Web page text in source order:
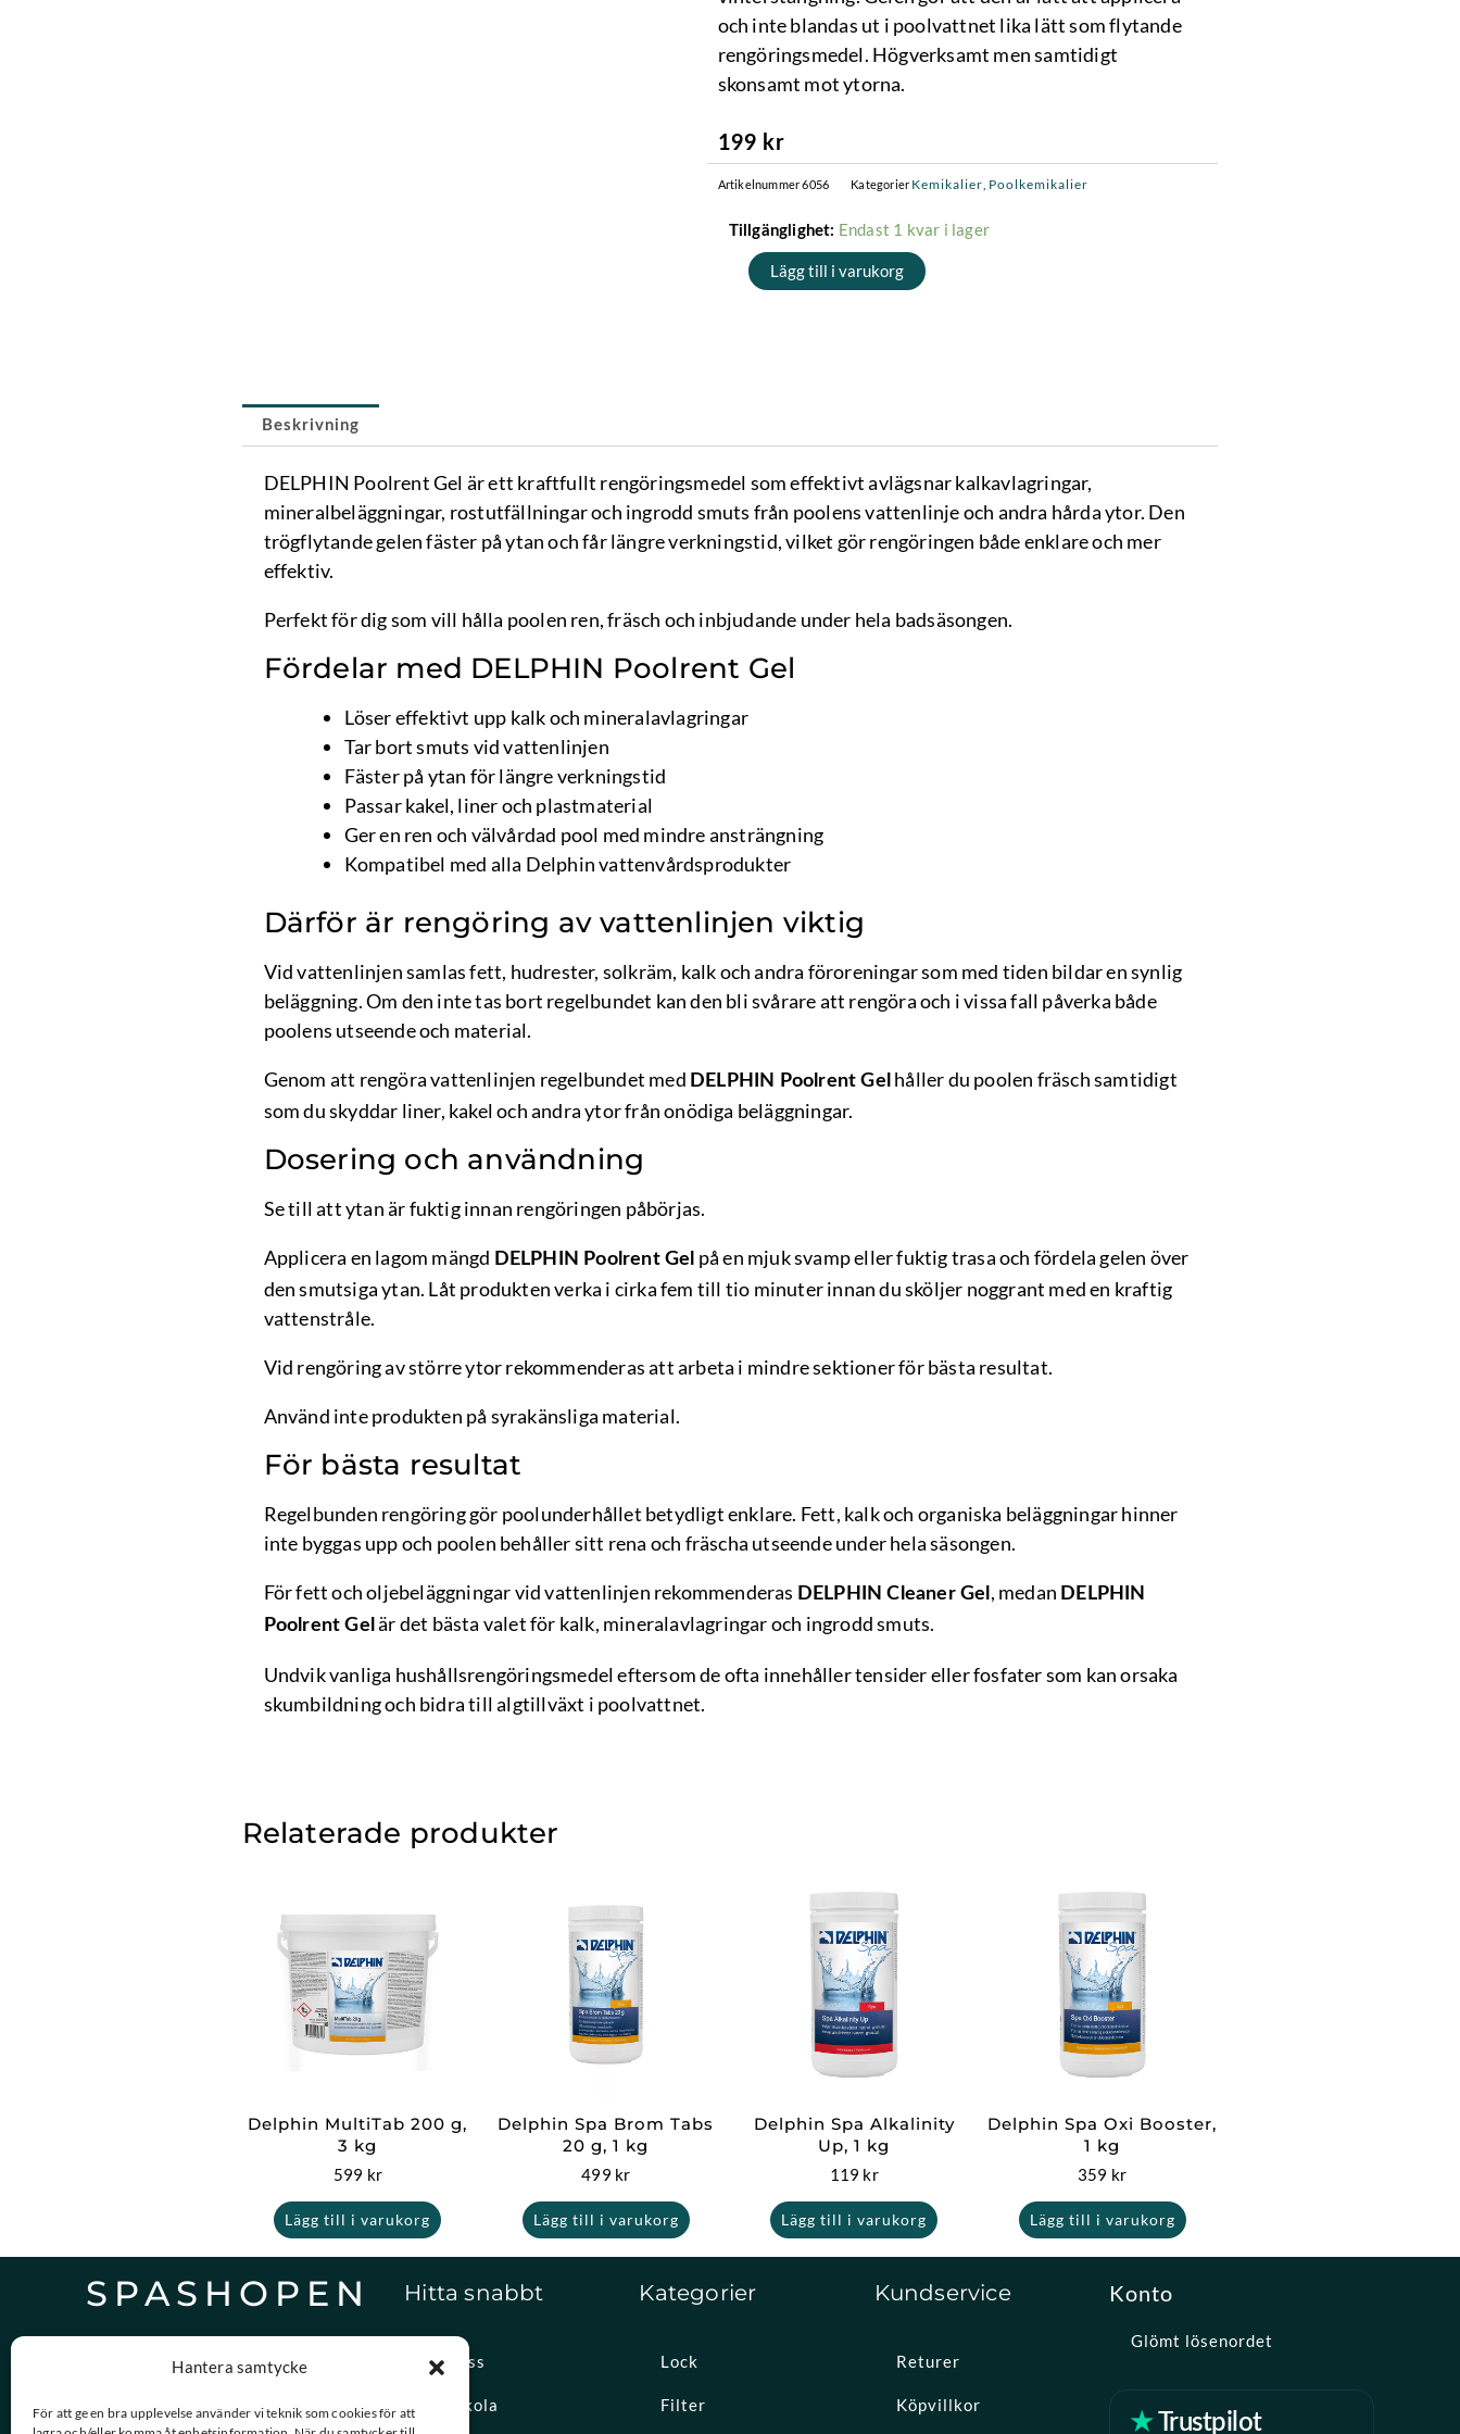
Hantera samtycke
För att ge en bra upplevelse använder vi teknik som cookies för att
och inte blandas ut i poolvattnet lika lätt som flytande
rengöringsmedel. Högverksamt men samtidigt
skonsamt mot ytorna.
199 kr
Artikelnummer6056 Kategorier Kemikalier Poolkemikalier
Tillgänglighet: Endast 1 kvar i lager
Delphin
Poolrent
Gel,
Lägg till i varukorg
Beskrivning
DELPHIN Poolrent Gel är ett kraftfullt rengöringsmedel som effektivt avlägsnar kalkavlagringar,
mineralbeläggningar, rostutfällningar och ingrodd smuts från poolens vattenlinje och andra hårda ytor. Den
trögflytande gelen fäster på ytan och får längre verkningstid, vilket gör rengöringen både enklare och mer
effektiv.
Perfekt för dig som vill hålla poolen ren, fräsch och inbjudande under hela badsäsongen.
Fördelar med DELPHIN Poolrent Gel
Löser effektivt upp kalk och mineralavlagringar
Tar bort smuts vid vattenlinjen
Fäster på ytan för längre verkningstid
Passar kakel, liner och plastmaterial
Ger en ren och välvårdad pool med mindre ansträngning
Kompatibel med alla Delphin vattenvårdsprodukter
Därför är rengöring av vattenlinjen viktig
Vid vattenlinjen samlas fett, hudrester, solkräm, kalk och andra föroreningar som med tiden bildar en synlig
beläggning. Om den inte tas bort regelbundet kan den bli svårare att rengöra och i vissa fall påverka både
poolens utseende och material.
Genom att rengöra vattenlinjen regelbundet med DELPHIN Poolrent Gel håller du poolen fräsch samtidigt
som du skyddar liner, kakel och andra ytor från onödiga beläggningar.
Dosering och användning
Se till att ytan är fuktig innan rengöringen påbörjas.
Applicera en lagom mängd DELPHIN Poolrent Gel på en mjuk svamp eller fuktig trasa och fördela gelen över
den smutsiga ytan. Låt produkten verka i cirka fem till tio minuter innan du sköljer noggrant med en kraftig
vattenstråle.
Vid rengöring av större ytor rekommenderas att arbeta i mindre sektioner för bästa resultat.
Använd inte produkten på syrakänsliga material.
För bästa resultat
Regelbunden rengöring gör poolunderhållet betydligt enklare. Fett, kalk och organiska beläggningar hinner
inte byggas upp och poolen behåller sitt rena och fräscha utseende under hela säsongen.
För fett och oljebeläggningar vid vattenlinjen rekommenderas DELPHIN Cleaner Gel , medan DELPHIN
Poolrent Gel är det bästa valet för kalk, mineralavlagringar och ingrodd smuts.
Undvik vanliga hushållsrengöringsmedel eftersom de ofta innehåller tensider eller fosfater som kan orsaka
skumbildning och bidra till algtillväxt i poolvattnet.
Relaterade produkter
Delphin MultiTab 200 g,
3 kg
599 kr
Lägg till i varukorg
Delphin Spa Brom Tabs
20 g, 1 kg
499 kr
Lägg till i varukorg
Delphin Spa Alkalinity
Up, 1 kg
119 kr
Lägg till i varukorg
Delphin Spa Oxi Booster,
1 kg
359 kr
Lägg till i varukorg
SPASHOPEN
reservdelar och vattenvård.
Hitta snabbt
Om oss
Spaskola
Kategorier
Lock
Filter
Kundservice
Returer
Köpvillkor
Konto
Glömt lösenordet
★ Trustpilot